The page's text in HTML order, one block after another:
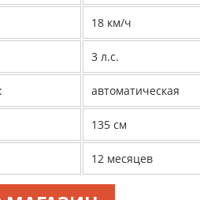
18 км/ч
3 л.с.
автоматическая
135 см
12 месяцев